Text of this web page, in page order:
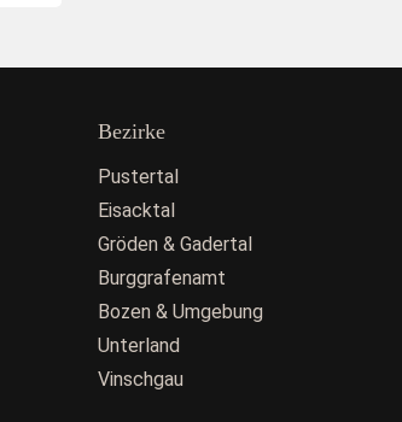
Bezirke
Pustertal
Eisacktal
Gröden & Gadertal
Burggrafenamt
Bozen & Umgebung
Unterland
Vinschgau